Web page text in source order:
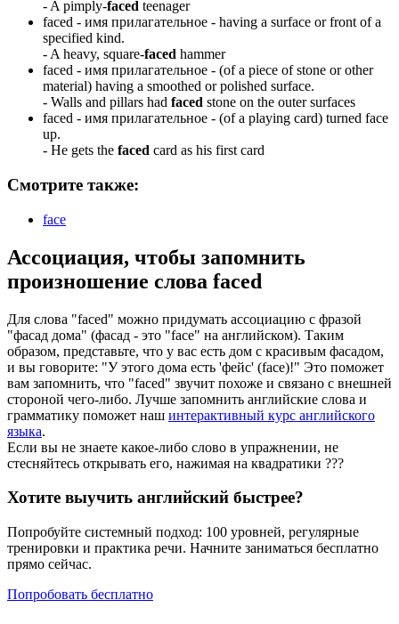
- A pimply-faced teenager
faced - имя прилагательное - having a surface or front of a
specified kind.
- A heavy, square-faced hammer
faced - имя прилагательное - (of a piece of stone or other
material) having a smoothed or polished surface.
- Walls and pillars had faced stone on the outer surfaces
faced - имя прилагательное - (of a playing card) turned face
up.
- He gets the faced card as his first card
Смотрите также:
face
Ассоциация, чтобы запомнить
произношение слова faced
Для слова "faced" можно придумать ассоциацию с фразой
"фасад дома" (фасад - это "face" на английском). Таким
образом, представьте, что у вас есть дом с красивым фасадом,
и вы говорите: "У этого дома есть 'фейс' (face)!" Это поможет
вам запомнить, что "faced" звучит похоже и связано с внешней
стороной чего-либо. Лучше запомнить английские слова и
грамматику поможет наш интерактивный курс английского
языка.
Если вы не знаете какое-либо слово в упражнении, не
стесняйтесь открывать его, нажимая на квадратики ???
Хотите выучить английский быстрее?
Попробуйте системный подход: 100 уровней, регулярные
тренировки и практика речи. Начните заниматься бесплатно
прямо сейчас.
Попробовать бесплатно